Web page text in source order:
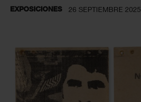
EXPOSICIONES 26 SEPTIEMBRE 2025